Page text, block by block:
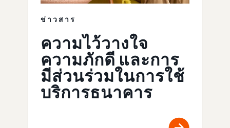
ข่าวสาร
ความไว้วางใจ
ความภักดี และการ
มีส่วนร่วมในการใช้
บริการธนาคาร